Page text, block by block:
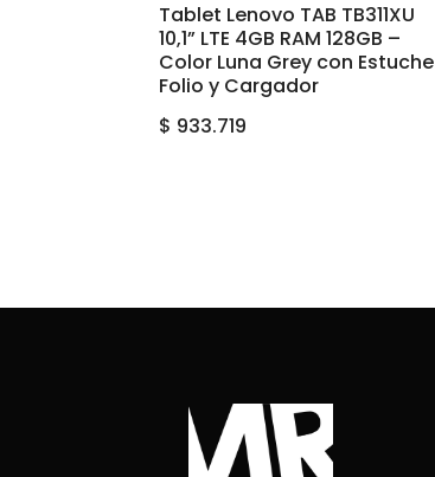
Tablet Lenovo TAB TB311XU
10,1” LTE 4GB RAM 128GB –
Color Luna Grey con Estuche
Folio y Cargador
$ 933.719